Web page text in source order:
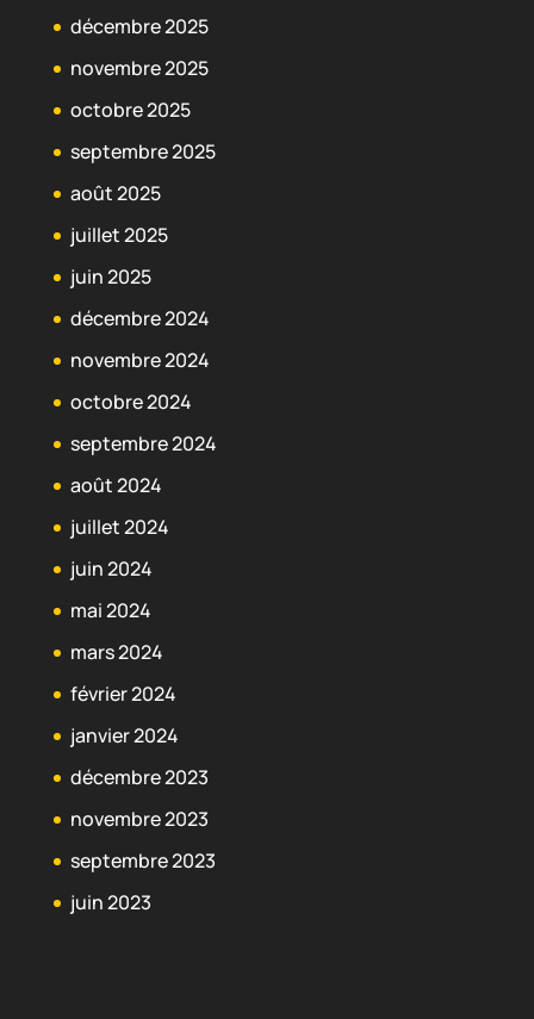
décembre 2025
novembre 2025
octobre 2025
septembre 2025
août 2025
juillet 2025
juin 2025
décembre 2024
novembre 2024
octobre 2024
septembre 2024
août 2024
juillet 2024
juin 2024
mai 2024
mars 2024
février 2024
janvier 2024
décembre 2023
novembre 2023
septembre 2023
juin 2023